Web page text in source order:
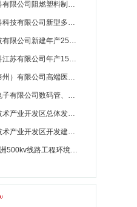
泰州市彤丰新材料有限公司阻燃塑料制品项目_江苏省招标
江苏金锐特新材料科技有限公司新型多晶相复合材料项目_江苏省招标
南京京峰机电科技有限公司新建年产250万件电动工具产品生产线项目环境影响报告表公示_江苏省招标
宝生时代包装材料江苏有限公司年产15万吨功能性聚酯(pet)包装材料项目验收后变动环境影响分析_江苏省招标
领微医疗科技（泰州）有限公司高端医疗器械生产制造项目_江苏省招标
无锡市方舟科技电子有限公司数码管、smt模块及smd模块扩建项目环境影响报告表公示_江苏省招标
江苏省惠山高新技术产业开发区总体发展规划环境影响评价第二次公示_江苏省招标
江苏省句容高新技术产业开发区开发建设规划（2024-2030）环境影响评价第一次公示_江苏省招标
江苏南通新丰~东洲500kv线路工程环境影响评价第二次公示_江苏省招标